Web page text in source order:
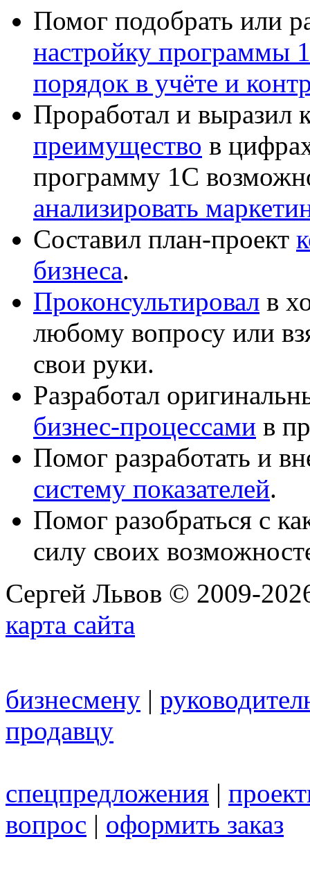
Помог подобрать или
настройку программы
порядок в учёте и
Проработал и выразил
преимущество в
программу 1С
анализировать
Составил план-проект
бизнеса.
Проконсультировал в
любому вопросу или
свои руки.
Разработал
бизнес-процессами в
Помог разработать и
систему показателей.
Помог разобраться с
силу своих
Сергей Львов © 2009-
карта сайта
бизнесмену |
продавцу
спецпредложения |
вопрос | оформить заказ